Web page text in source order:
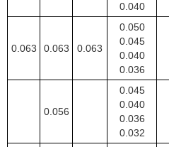
0.040
0.063 0.063 0.063
0.050
0.045
0.040
0.036
0.056
0.045
0.040
0.036
0.032